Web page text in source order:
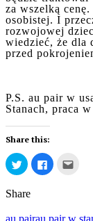
za wszelką
osobistej. I
rozwojowej
wiedzieć, że dla
przed
P.S. au pair w
Stanach, praca
Share this:
Click
to
share
Twitter
Click
to
Share